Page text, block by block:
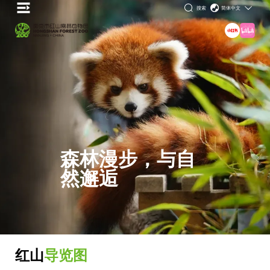
搜索 简体中文
森林漫步，与自
然邂逅
红山导览图